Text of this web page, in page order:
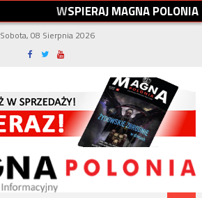
WSPIERAJMAGNAPOLONIA
Sobota, 08 Sierpnia 2026